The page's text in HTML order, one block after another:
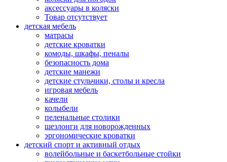
аксессуары в коляски
Товар отсутствует
детская мебель
матрасы
детские кроватки
комоды, шкафы, пеналы
безопасность дома
детские манежи
детские стульчики, столы и кресла
игровая мебель
качели
колыбели
пеленальные столики
шезлонги для новорожденных
эргономические кроватки
детский спорт и активный отдых
волейбольные и баскетбольные стойки